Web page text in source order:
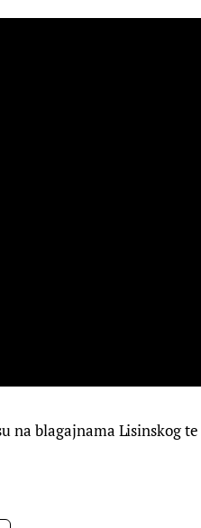
na blagajnama Lisinskog te